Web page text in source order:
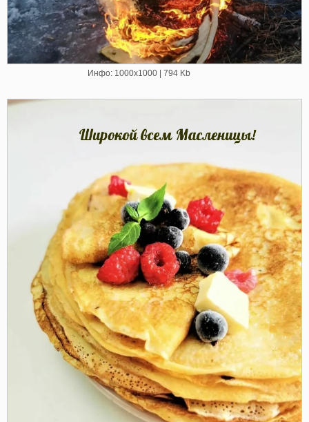
Инфо: 1000х1000 | 794 Kb